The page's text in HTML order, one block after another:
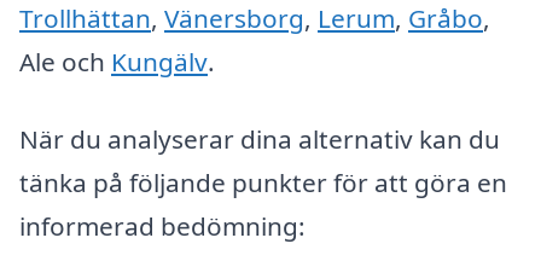
Trollhättan, Vänersborg, Lerum, Gråbo,
Ale och Kungälv.
När du analyserar dina alternativ kan du
tänka på följande punkter för att göra en
informerad bedömning: